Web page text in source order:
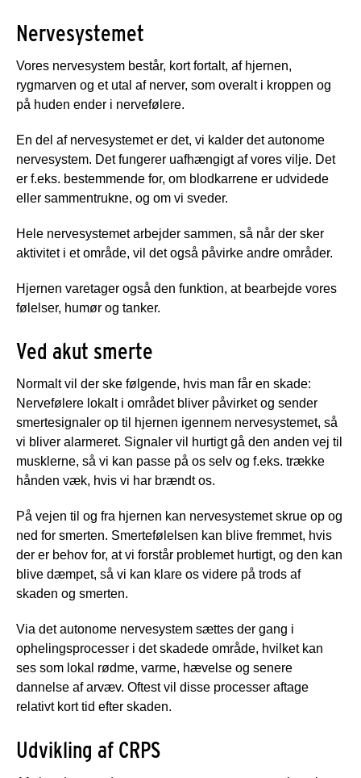
Nervesystemet
Vores nervesystem består, kort fortalt, af hjernen,
rygmarven og et utal af nerver, som overalt i kroppen og
på huden ender i nervefølere.
En del af nervesystemet er det, vi kalder det autonome
nervesystem. Det fungerer uafhængigt af vores vilje. Det
er f.eks. bestemmende for, om blodkarrene er udvidede
eller sammentrukne, og om vi sveder.
Hele nervesystemet arbejder sammen, så når der sker
aktivitet i et område, vil det også påvirke andre områder.
Hjernen varetager også den funktion, at bearbejde vores
følelser, humør og tanker.
Ved akut smerte
Normalt vil der ske følgende, hvis man får en skade:
Nervefølere lokalt i området bliver påvirket og sender
smertesignaler op til hjernen igennem nervesystemet, så
vi bliver alarmeret. Signaler vil hurtigt gå den anden vej til
musklerne, så vi kan passe på os selv og f.eks. trække
hånden væk, hvis vi har brændt os.
På vejen til og fra hjernen kan nervesystemet skrue op og
ned for smerten. Smertefølelsen kan blive fremmet, hvis
der er behov for, at vi forstår problemet hurtigt, og den kan
blive dæmpet, så vi kan klare os videre på trods af
skaden og smerten.
Via det autonome nervesystem sættes der gang i
ophelingsprocesser i det skadede område, hvilket kan
ses som lokal rødme, varme, hævelse og senere
dannelse af arvæv. Oftest vil disse processer aftage
relativt kort tid efter skaden.
Udvikling af CRPS